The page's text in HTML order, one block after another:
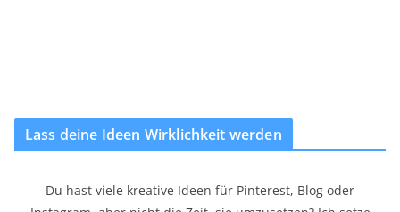
Lass deine Ideen Wirklichkeit werden
Du hast viele kreative Ideen für Pinterest, Blog oder